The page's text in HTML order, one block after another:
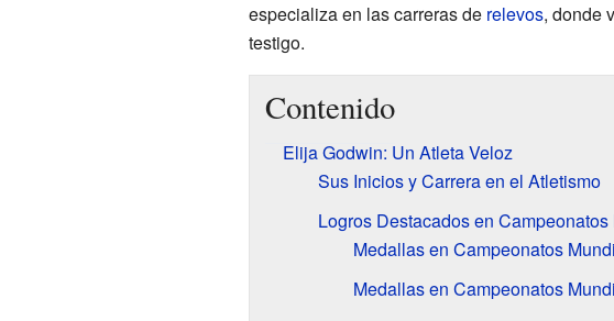
especializa en las carreras de relevos, donde
testigo.
Contenido
Elija Godwin: Un Atleta Veloz
Sus Inicios y Carrera en el Atletismo
Logros Destacados en
Medallas en Campeonatos
Medallas en Campeonatos